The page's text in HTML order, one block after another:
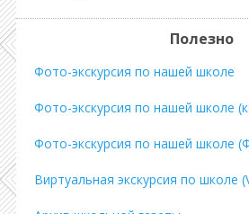
Полезно
Фото-экскурсия по нашей школе
Фото-экскурсия по нашей школе
Фото-экскурсия по нашей школе
Виртуальная экскурсия по школе